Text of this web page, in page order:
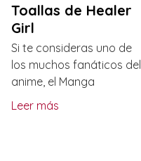
Toallas de Healer
Girl
Si te consideras uno de
los muchos fanáticos del
anime, el Manga
Leer más